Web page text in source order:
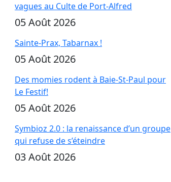
vagues au Culte de Port-Alfred
05 Août 2026
Sainte-Prax, Tabarnax !
05 Août 2026
Des momies rodent à Baie-St-Paul pour
Le Festif!
05 Août 2026
Symbioz 2.0 : la renaissance d’un groupe
qui refuse de s’éteindre
03 Août 2026